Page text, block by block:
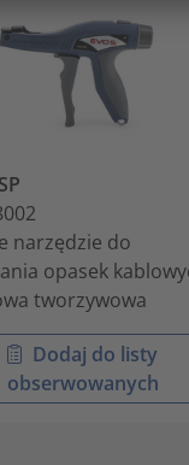
narzędzie do
opasek
tworzywowa
Dodaj do listy
obserwowanych